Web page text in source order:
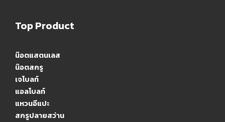
Top Product
น๊อตแสตนเลส
น๊อตสกรู
เจโบลท์
แอลโบลท์
แหวนอีแปะ
สกรูปลายสว่าน